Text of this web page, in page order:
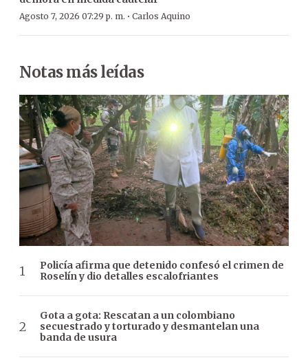
Agosto 7, 2026 07:29 p. m. · Carlos Aquino
Notas más leídas
Policía afirma que detenido confesó el crimen de
Roselín y dio detalles escalofriantes
Gota a gota: Rescatan a un colombiano
secuestrado y torturado y desmantelan una
banda de usura